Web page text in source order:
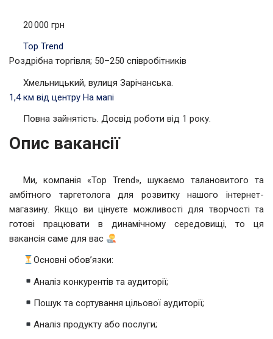
20 000 грн
Top Trend
Роздрібна торгівля; 50–250 співробітників
Хмельницький, вулиця Зарічанська.
1,4 км від центру На мапі
Повна зайнятість. Досвід роботи від 1 року.
Опис вакансії
Ми, компанія «Top Trend», шукаємо талановитого та
амбітного таргетолога для розвитку нашого інтернет-
магазину. Якщо ви цінуєте можливості для творчості та
готові працювати в динамічному середовищі, то ця
вакансія саме для вас
Основні обов’язки:
Аналіз конкурентів та аудиторії;
Пошук та сортування цільової аудиторії;
Аналіз продукту або послуги;